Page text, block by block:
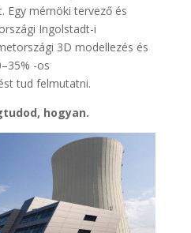
Egy mérnöki tervező és
Ingolstadt-i
3D modellezés és
-os
tud felmutatni.
hogyan.